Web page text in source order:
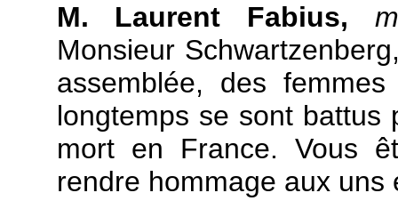
M. Laurent Fabius,
Monsieur
assemblée, des
longtemps se sont battus
mort en France. Vous
rendre hommage aux uns